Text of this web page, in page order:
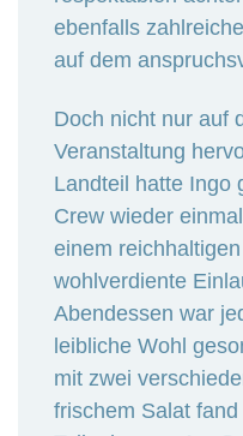
ebenfalls
auf dem
Doch nicht nur auf
Veranstaltung
Landteil hatte Ingo
Crew wieder
einem
wohlverdiente
Abendessen war
leibliche Wohl
mit zwei
frischem Salat